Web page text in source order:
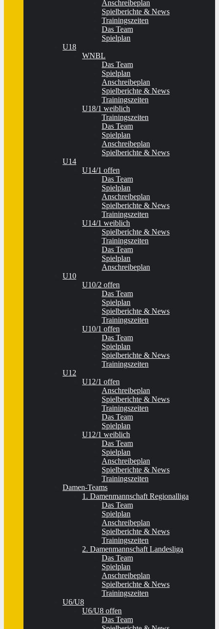
Anschreibeplan
Spielberichte & News
Trainingszeiten
Das Team
Spielplan
U18
WNBL
Das Team
Spielplan
Anschreibeplan
Spielberichte & News
Trainingszeiten
U18/1 weiblich
Trainingszeiten
Das Team
Spielplan
Anschreibeplan
Spielberichte & News
U14
U14/1 offen
Das Team
Spielplan
Anschreibeplan
Spielberichte & News
Trainingszeiten
U14/1 weiblich
Spielberichte & News
Trainingszeiten
Das Team
Spielplan
Anschreibeplan
U10
U10/2 offen
Das Team
Spielplan
Spielberichte & News
Trainingszeiten
U10/1 offen
Das Team
Spielplan
Spielberichte & News
Trainingszeiten
U12
U12/1 offen
Anschreibeplan
Spielberichte & News
Trainingszeiten
Das Team
Spielplan
U12/1 weiblich
Das Team
Spielplan
Anschreibeplan
Spielberichte & News
Trainingszeiten
Damen-Teams
1. Damenmannschaft Regionalliga
Das Team
Spielplan
Anschreibeplan
Spielberichte & News
Trainingszeiten
2. Damenmannschaft Landesliga
Das Team
Spielplan
Anschreibeplan
Spielberichte & News
Trainingszeiten
U6/U8
U6/U8 offen
Das Team